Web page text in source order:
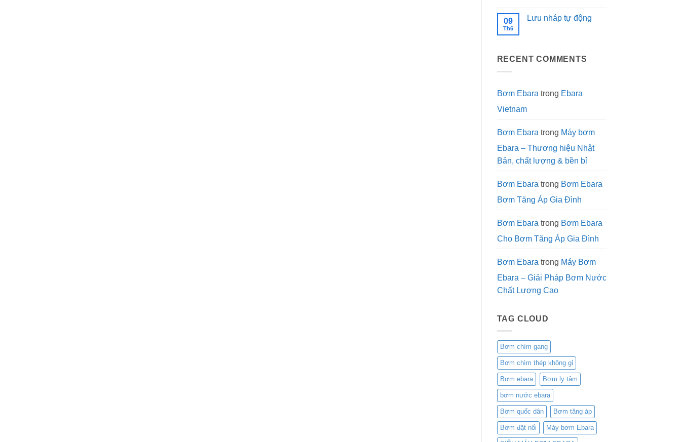
định
sự
Bơm
Matrix
Nhanh
Nhất
bình
Matrix
và
Lý
Nghiệp
09
Th6
Lưu nháp tự động
Lưu
RECENT COMMENTS
Bơm Ebara trong Ebara
Vietnam
Bơm Ebara trong Máy bơm
Ebara – Thương hiệu Nhật
Bản, chất lượng & bền bỉ
Bơm Ebara trong Bơm Ebara
Bơm Tăng Áp Gia Đình
Bơm Ebara trong Bơm Ebara
Cho Bơm Tăng Áp Gia Đình
Bơm Ebara trong Máy Bơm
Ebara – Giải Pháp Bơm Nước
Chất Lượng Cao
TAG CLOUD
Bơm chìm gang
Bơm chìm thép không gỉ
Bơm ebara Bơm ly tâm
bơm nước ebara
Bơm quốc dân Bơm tăng áp
Bơm đặt nổi Máy bơm Ebara